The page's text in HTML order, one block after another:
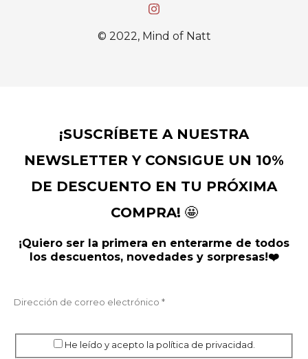
© 2022, Mind of Natt
¡SUSCRÍBETE A NUESTRA
NEWSLETTER Y CONSIGUE UN 10%
DE DESCUENTO EN TU PRÓXIMA
COMPRA! 🤩
¡Quiero ser la primera en enterarme de todos
los descuentos, novedades y sorpresas!❤️
He leído y acepto la política de privacidad.